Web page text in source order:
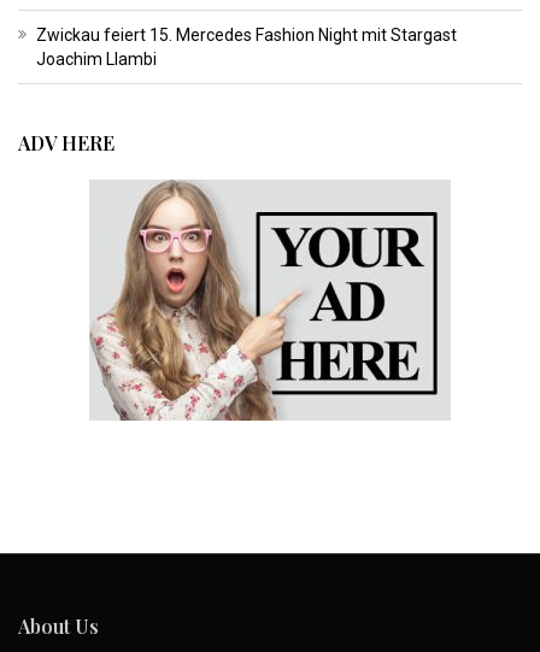
Zwickau feiert 15. Mercedes Fashion Night mit Stargast
Joachim Llambi
ADV HERE
About Us